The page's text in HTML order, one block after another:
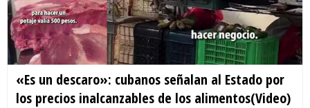
«Es un descaro»: cubanos señalan al Estado por
los precios inalcanzables de los alimentos(Video)